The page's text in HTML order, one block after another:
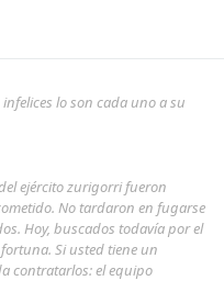
lo son cada uno a su
ejército zurigorri fueron
No tardaron en fugarse
Hoy, buscados todavía por el
Si usted tiene un
contratarlos: el equipo